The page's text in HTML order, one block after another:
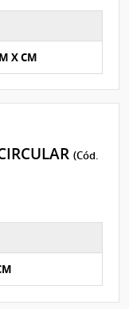
X CM
(Cód.